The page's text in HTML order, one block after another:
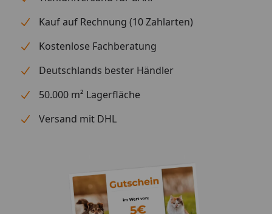
Bestandteile: 26 % Protein, 16 % Fett, 3 % Rohfaser, 6,5
Mehrwert: Omega-3 & Omega-6 Fettsäuren, Zink,
Biotin, Antioxidantien aus Hagebutte, Heidelbeere
mit Wasser aufgeweicht servierbar Mit Bozita
Ihrem Hund nicht nur ein schmackhaftes Futter,
Fütterungsempfehlung
Informationen vorübergehend nicht verfügbar
Kauf auf Rechnung (10 Zahlarten)
Kostenlose Fachberatung
Deutschlands bester Händler
50.000 m² Lagerfläche
Versand mit DHL